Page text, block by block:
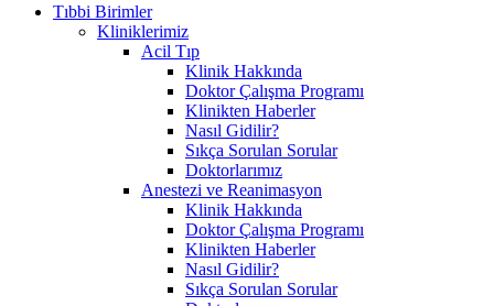
Tıbbi Birimler
Kliniklerimiz
Acil Tıp
Klinik Hakkında
Doktor Çalışma Programı
Klinikten Haberler
Nasıl Gidilir?
Sıkça Sorulan Sorular
Doktorlarımız
Anestezi ve Reanimasyon
Klinik Hakkında
Doktor Çalışma Programı
Klinikten Haberler
Nasıl Gidilir?
Sıkça Sorulan Sorular